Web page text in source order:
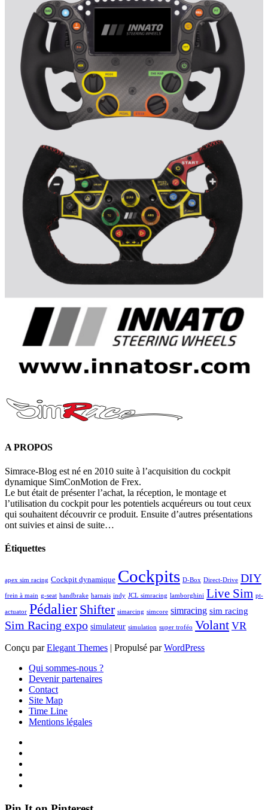
A PROPOS
Simrace-Blog est né en 2010 suite à l’acquisition du cockpit
dynamique SimConMotion de Frex.
Le but était de présenter l’achat, la réception, le montage et
l’utilisation du cockpit pour les potentiels acquéreurs ou tout ceux
qui souhaitent découvrir ce produit. Ensuite d’autres présentations
ont suivies et ainsi de suite…
Étiquettes
apex sim racing Cockpit dynamique Cockpits D-Box Direct-Drive DIY
frein à main g-seat handbrake harnais indy JCL simracing lamborghini Live Sim pt-
actuator Pédalier Shifter simarcing simcore simracing sim racing
Sim Racing expo simulateur simulation super troféo Volant VR
Conçu parElegant Themes | Propulsé parWordPress
Qui sommes-nous ?
Devenir partenaires
Contact
Site Map
Time Line
Mentions légales